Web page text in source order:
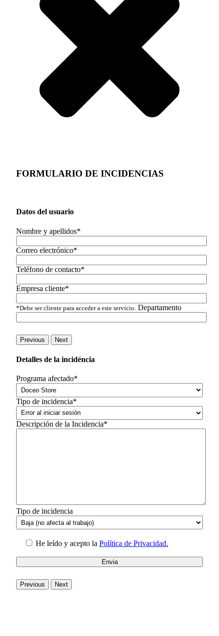
FORMULARIO DE INCIDENCIAS
Datos del usuario
Nombre y apellidos*
Correo electrónico*
Teléfono de contacto*
Empresa cliente*
*Debe ser cliente para acceder a este servicio. Departamento
Previous Next
Detalles de la incidéncia
Programa afectado*
Tipo de incidencia*
Descripción de la Incidencia*
Tipo de incidencia
He leído y acepto la Política de Privacidad.
Previous Next